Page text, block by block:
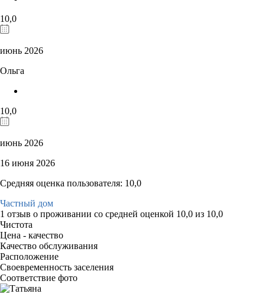
10,0
июнь 2026
Ольга
10,0
июнь 2026
16 июня 2026
Средняя оценка пользователя: 10,0
Частный дом
1 отзыв о проживании со средней оценкой 10,0 из 10,0
Чистота
Цена - качество
Качество обслуживания
Расположение
Своевременность заселения
Соответствие фото